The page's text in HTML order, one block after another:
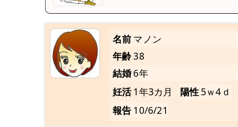
名前マノン
年齢38
結婚6年
妊活 1年3カ月 陽性5ｗ4ｄ
報告 10/6/21